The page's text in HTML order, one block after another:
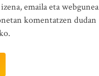
emaila eta webgunea
komentatzen dudan